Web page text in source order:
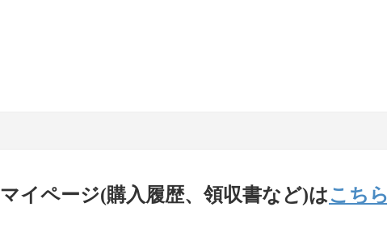
マイページ(購入履歴、領収書など)はこちら